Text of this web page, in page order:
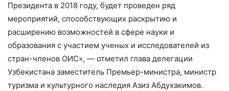
Президента в 2018 году, будет проведен ряд
мероприятий, способствующих раскрытию и
расширению возможностей в сфере науки и
образования с участием ученых и исследователей из
стран-членов ОИС», — отметил глава делегации
Узбекистана заместитель Премьер-министра, министр
туризма и культурного наследия Азиз Абдухакимов.